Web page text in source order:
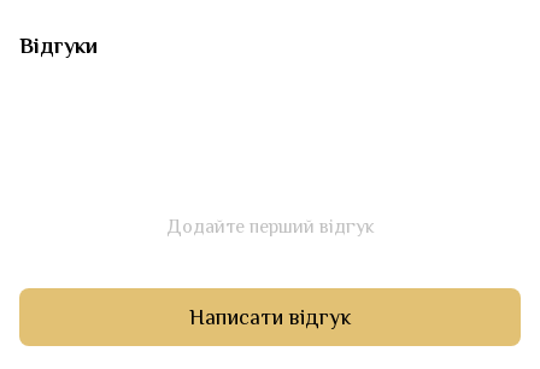
Відгуки
Додайте перший відгук
Написати відгук